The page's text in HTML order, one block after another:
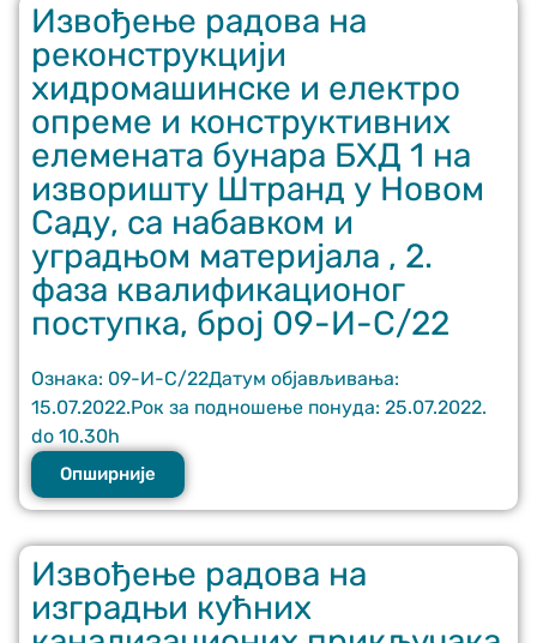
Извођење радова на
реконструкцији
хидромашинске и електро
опреме и конструктивних
елемената бунара БХД 1 на
изворишту Штранд у Новом
Саду, са набавком и
уградњом материјала , 2.
фаза квалификационог
поступка, број 09-И-С/22
Ознака: 09-И-С/22Датум објављивања:
15.07.2022.Рок за подношење понуда: 25.07.2022.
do 10.30h
Опширније
Извођење радова на
изградњи кућних